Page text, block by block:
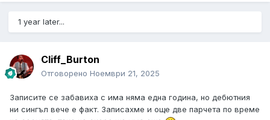
1 year later...
Cliff_Burton
Отговорено Ноември 21, 2025
Записите се забавиха с има няма една година, но дебютния
ни сингъл вече е факт. Записахме и още две парчета по време